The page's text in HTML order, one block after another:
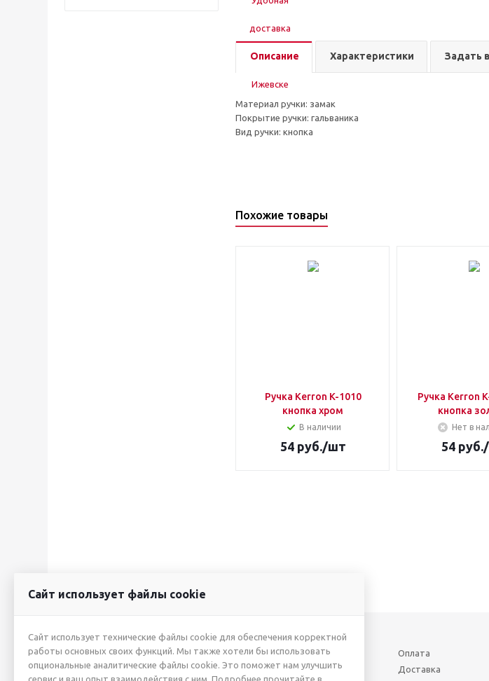
Описание Характеристики Задать
Материал ручки: замак
Покрытие ручки: гальваника
Вид ручки: кнопка
Похожие товары
Ручка Kerron K-1010
кнопка хром
В наличии
54руб./шт
Ручка Kerron
кнопка
Нет в
54руб.
2026 © ИП Жуйкова А.Ю.
О КОМПАНИИ
Новости
Производители
Оплата
Доставка
Сайт использует файлы cookie
Сайт использует технические файлы cookie для обеспечения корректной
работы основных своих функций. Мы также хотели бы использовать
опциональные аналитические файлы cookie. Это поможет нам улучшить
сервис и ваш опыт взаимодействия с ним. Подробнее прочитайте в